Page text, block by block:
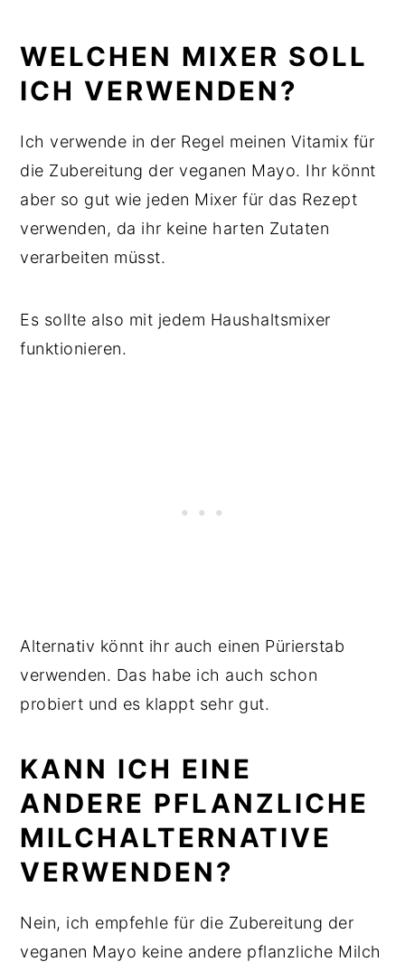
WELCHEN MIXER SOLL
ICH VERWENDEN?
Ich verwende in der Regel meinen Vitamix für
die Zubereitung der veganen Mayo. Ihr könnt
aber so gut wie jeden Mixer für das Rezept
verwenden, da ihr keine harten Zutaten
verarbeiten müsst.
Es sollte also mit jedem Haushaltsmixer
funktionieren.
Alternativ könnt ihr auch einen Pürierstab
verwenden. Das habe ich auch schon
probiert und es klappt sehr gut.
KANN ICH EINE
ANDERE PFLANZLICHE
MILCHALTERNATIVE
VERWENDEN?
Nein, ich empfehle für die Zubereitung der
veganen Mayo keine andere pflanzliche Milch